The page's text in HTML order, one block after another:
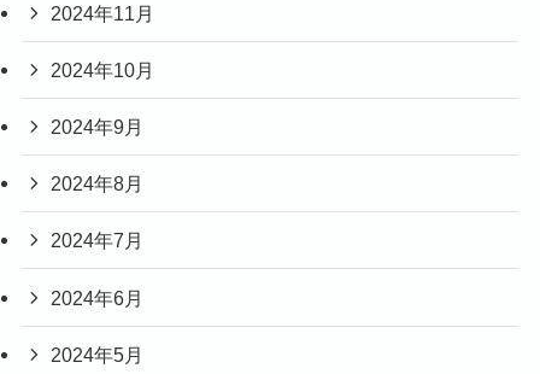
2024年11月
2024年10月
2024年9月
2024年8月
2024年7月
2024年6月
2024年5月